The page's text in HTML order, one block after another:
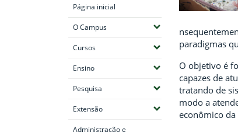
Página inicial
O Campus(Expandir submenus)
Cursos(Expandir submenus)
Ensino(Expandir submenus)
Pesquisa (Expandir submenus)
Extensão(Expandir submenus)
Administração e
paradigmas
O objetivo é
capazes de
tratando de
modo a
econômico da